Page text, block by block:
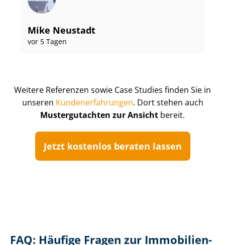
Mike Neustadt
vor 5 Tagen
Weitere Referenzen sowie Case Studies finden Sie in
unseren Kun­de­n­er­fah­run­gen. Dort stehen auch
Mustergutachten zur Ansicht bereit.
Jetzt kostenlos beraten lassen
FAQ: Häufige Fragen zur Im­mo­bi­li­en­